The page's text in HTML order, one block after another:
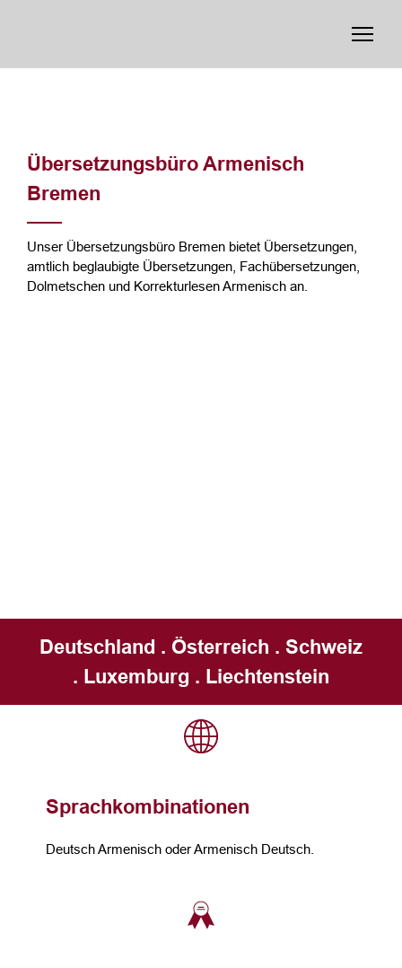
Übersetzungsbüro Armenisch
Bremen
Unser Übersetzungsbüro Bremen bietet Übersetzungen,
amtlich beglaubigte Übersetzungen, Fachübersetzungen,
Dolmetschen und Korrekturlesen Armenisch an.
Deutschland . Österreich . Schweiz
. Luxemburg . Liechtenstein
Sprachkombinationen
Deutsch Armenisch oder Armenisch Deutsch.